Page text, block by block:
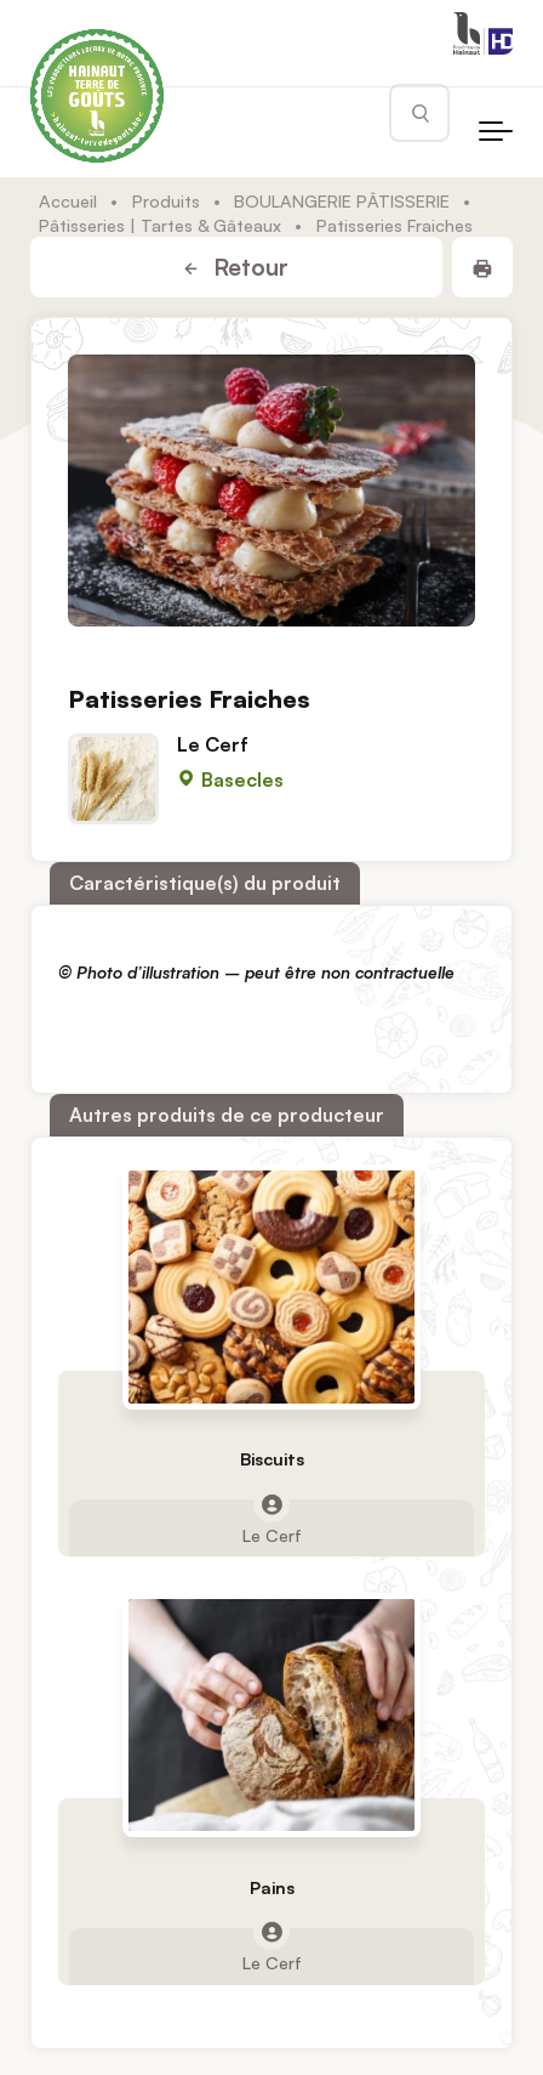
Rechercher
Accueil • Produits • BOULANGERIE PÂTISSERIE
•
Pâtisseries | Tartes & Gâteaux
• Patisseries Fraiches
Retour
Patisseries Fraiches
Le Cerf
Basecles
Caractéristique(s) du produit
© Photo d’illustration – peut être non contractuelle
Autres produits de ce producteur
Biscuits
Le Cerf
Pains
Le Cerf